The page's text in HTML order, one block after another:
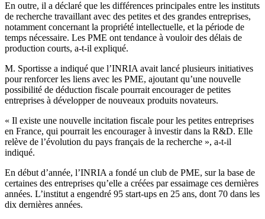
En outre, il a déclaré que les différences principales entre les instituts
de recherche travaillant avec des petites et des grandes entreprises,
notamment concernant la propriété intellectuelle, et la période de
temps nécessaire. Les PME ont tendance à vouloir des délais de
production courts, a-t-il expliqué.
M. Sportisse a indiqué que l’INRIA avait lancé plusieurs initiatives
pour renforcer les liens avec les PME, ajoutant qu’une nouvelle
possibilité de déduction fiscale pourrait encourager de petites
entreprises à développer de nouveaux produits novateurs.
« Il existe une nouvelle incitation fiscale pour les petites entreprises
en France, qui pourrait les encourager à investir dans la R&D. Elle
relève de l’évolution du pays français de la recherche », a-t-il
indiqué.
En début d’année, l’INRIA a fondé un club de PME, sur la base de
certaines des entreprises qu’elle a créées par essaimage ces dernières
années. L’institut a engendré 95 start-ups en 25 ans, dont 70 dans les
dix dernières années.